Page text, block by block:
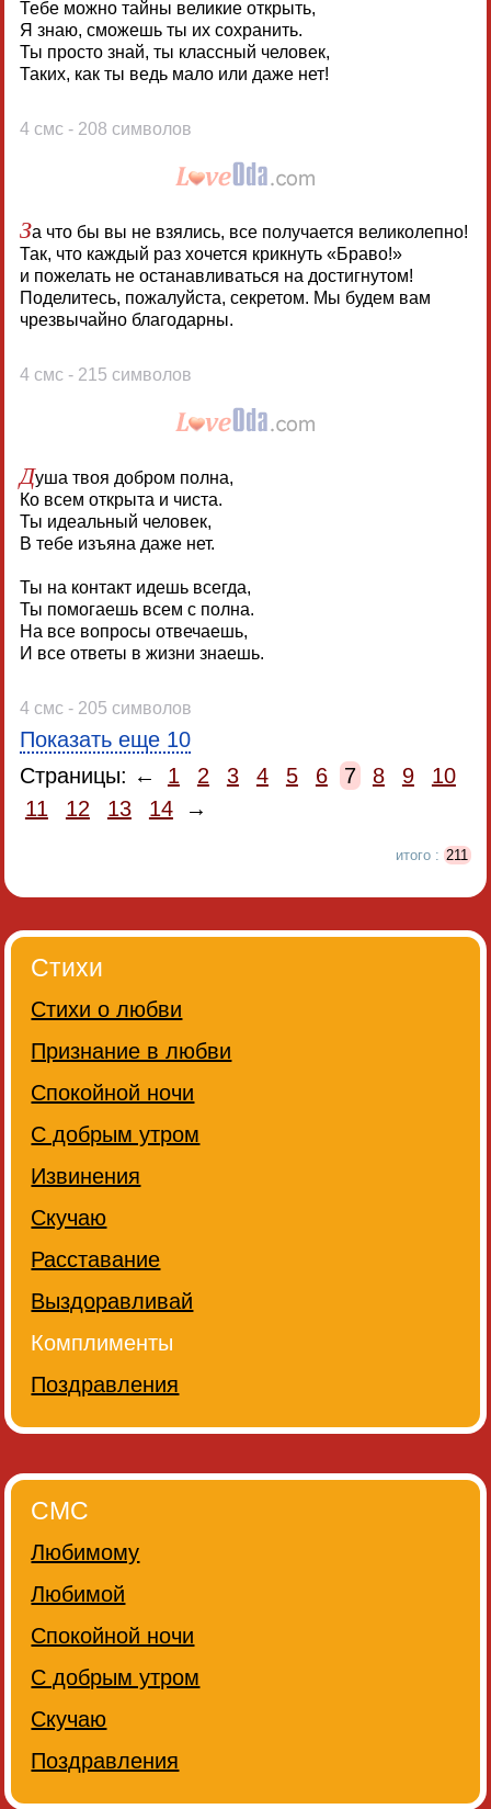
Тебе можно тайны великие открыть,
Я знаю, сможешь ты их сохранить.
Ты просто знай, ты классный человек,
Таких, как ты ведь мало или даже нет!
4 смс - 208 символов
За что бы вы не взялись, все получается великолепно!
Так, что каждый раз хочется крикнуть «Браво!»
и пожелать не останавливаться на достигнутом!
Поделитесь, пожалуйста, секретом. Мы будем вам
чрезвычайно благодарны.
4 смс - 215 символов
Душа твоя добром полна,
Ко всем открыта и чиста.
Ты идеальный человек,
В тебе изъяна даже нет.
Ты на контакт идешь всегда,
Ты помогаешь всем с полна.
На все вопросы отвечаешь,
И все ответы в жизни знаешь.
4 смс - 205 символов
Показать еще 10
Страницы: ←
1 2 3 4 5 6 7 8 9
10
11
12 13 14 →
итого : 211
Стихи
Стихи о любви
Признание в любви
Спокойной ночи
С добрым утром
Извинения
Скучаю
Расставание
Выздоравливай
Комплименты
Поздравления
СМС
Любимому
Любимой
Спокойной ночи
С добрым утром
Скучаю
Поздравления